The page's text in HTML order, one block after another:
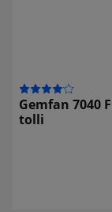
Gemfan 7040
tolli